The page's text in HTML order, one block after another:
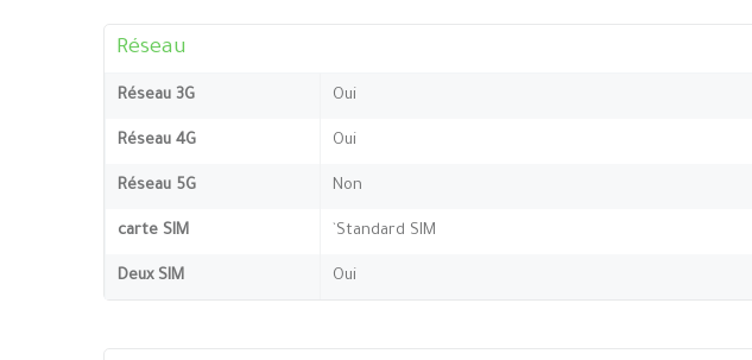
Réseau
Réseau 3G Oui
Réseau 4G Oui
Réseau 5G Non
carte SIM `Standard SIM
Deux SIM Oui